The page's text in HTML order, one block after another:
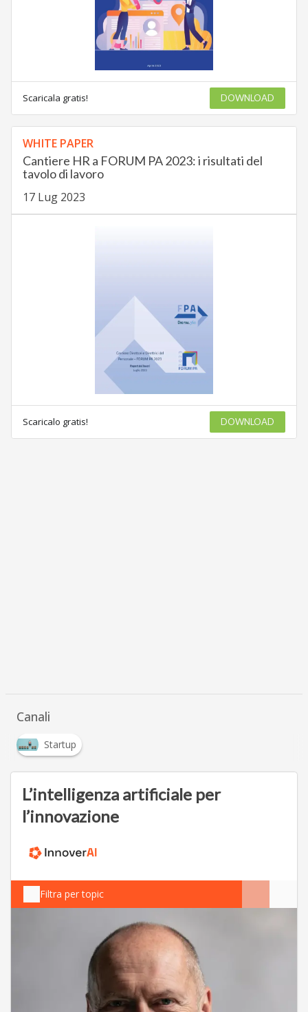
Scaricala gratis! DOWNLOAD
WHITE PAPER
Cantiere HR a FORUM PA 2023: i risultati del
tavolo di lavoro
17 Lug 2023
Scaricalo gratis! DOWNLOAD
Canali
Startup
L’intelligenza artificiale per
l’innovazione
Filtra per topic